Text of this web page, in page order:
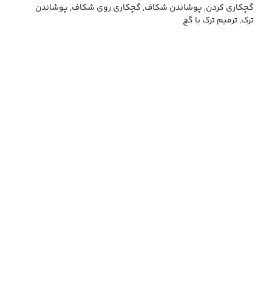
گچکاری کردن, پوشاندن شکاف, گچکاری روی شکاف, پوشاندن
ترک, ترمیم ترک با گچ